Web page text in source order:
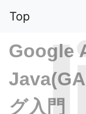
Top
Google
グ入門